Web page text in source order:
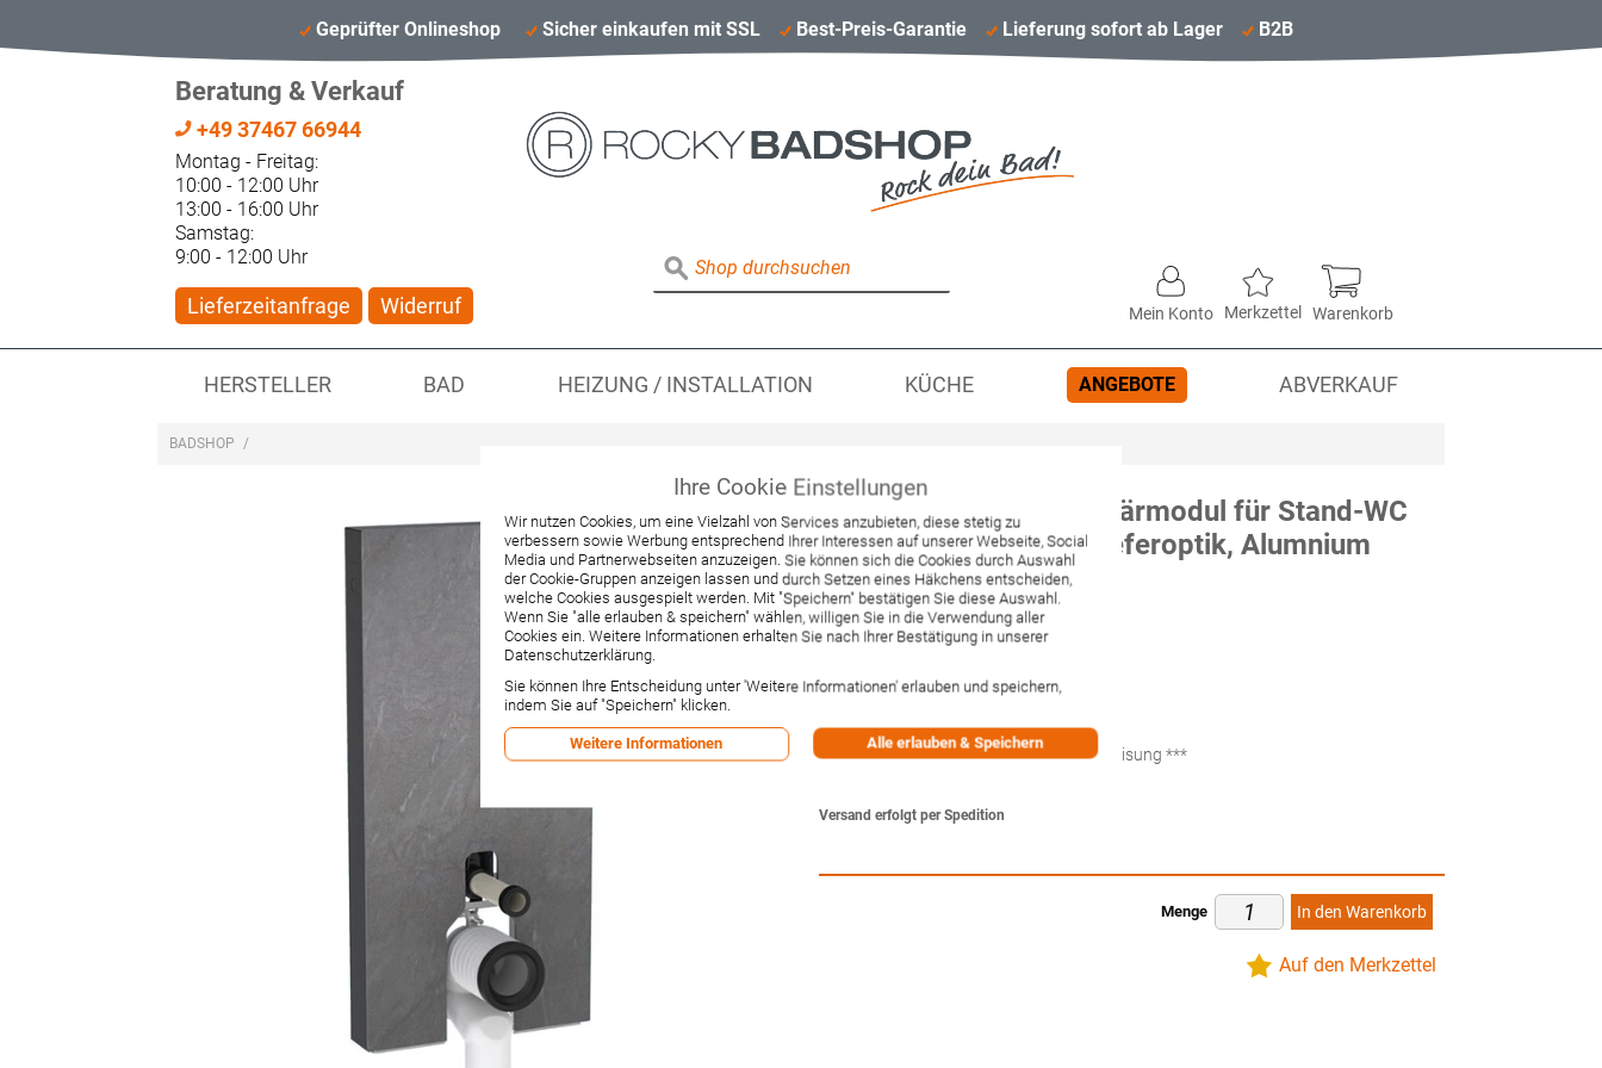
Geprüfter Onlineshop Sicher einkaufen mit SSL Best-Preis-Garantie Lieferung sofort ab Lager B2B
Beratung & Verkauf
+49 37467 66944
Montag - Freitag:
10:00 - 12:00 Uhr
13:00 - 16:00 Uhr
Samstag:
9:00 - 12:00 Uhr
Lieferzeitanfrage Widerruf Mein Konto Merkzettel Warenkorb
HERSTELLER BAD HEIZUNG / INSTALLATION KÜCHE ANGEBOTE ABVERKAUF
BADSHOP /
GEBERIT Monolith Sanitärmodul für Stand-WC
101cm, Steinzeug Schieferoptik, Alumnium
gebürstet (131003005)
Artikelnummer:131003005
Hersteller:Geberit
907,26 €
Inkl. 19% MwSt.,zzgl.Versandkosten
-1% Rabatt bei Vorkasse per Banküberweisung ***
Versand erfolgt per Spedition
Menge In den Warenkorb
Auf den Merkzettel
Ihre Cookie Einstellungen
Wir nutzen Cookies, um eine Vielzahl von Services anzubieten, diese stetig zu
verbessern sowie Werbung entsprechend Ihrer Interessen auf unserer Webseite, Social
Media und Partnerwebseiten anzuzeigen. Sie können sich die Cookies durch Auswahl
der Cookie-Gruppen anzeigen lassen und durch Setzen eines Häkchens entscheiden,
welche Cookies ausgespielt werden. Mit "Speichern" bestätigen Sie diese Auswahl.
Wenn Sie "alle erlauben & speichern" wählen, willigen Sie in die Verwendung aller
Cookies ein. Weitere Informationen erhalten Sie nach Ihrer Bestätigung in unserer
Datenschutzerklärung.
Sie können Ihre Entscheidung unter 'Weitere Informationen' erlauben und speichern,
indem Sie auf "Speichern" klicken.
Weitere Informationen Alle erlauben & Speichern